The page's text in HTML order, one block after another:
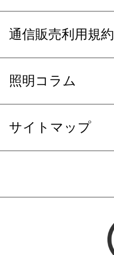
通信販売利用規約
照明コラム
サイトマップ